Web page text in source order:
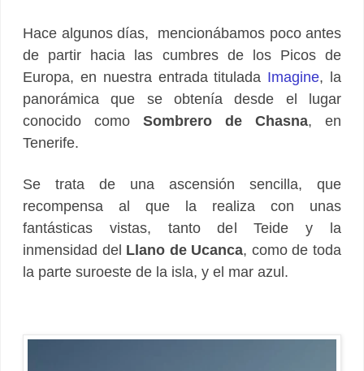
Hace algunos días, mencionábamos poco antes
de partir hacia las cumbres de los Picos de
Europa, en nuestra entrada titulada Imagine, la
panorámica que se obtenía desde el lugar
conocido como Sombrero de Chasna, en
Tenerife.
Se trata de una ascensión sencilla, que
recompensa al que la realiza con unas
fantásticas vistas, tanto del Teide y la
inmensidad del Llano de Ucanca, como de toda
la parte suroeste de la isla, y el mar azul.